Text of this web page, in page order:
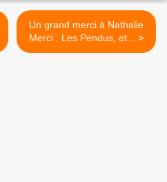
Un grand merci à Nathalie
Merci , Les Pendus, et... >